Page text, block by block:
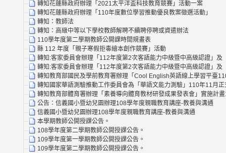
轉知花蓮縣政府辦理「2021太平洋盃科技教育競賽」活動一案
轉知花蓮縣政府辦理「110年度數位學習推動優良教案徵選活動」
轉知：教師法
轉知：高級中等以下學校教師解聘不續聘停聘或資遣辦法
110學年度第二學期教師公開課時間規畫表
縣 112 年度「親子寒假拒毒繪本創作競賽」活動
轉知:客家委員會辦理「112年度第2次客語能力中級暨中高級認證」
轉知:客家委員會辦理「112年度第2次客語能力中級暨中高級認證」
轉知教育部國民及學前教育署辦理「Cool English英語線上學習平臺
轉知國家華語測驗推動工作委員會為「華語文能力測驗」110年11月
轉知教育部體育署辦理「素養導向體育教材研發成果發表會」實施計
公告：信義國小暨幼兒園辦理108學年度親職教育講座-教養與溝通
信義國小暨幼兒園辦理108學年度親職教育講座-教養與溝通
本學期教師公開授課公告。
108學年度第二學期教師公開授課公告。
109學年度第一學期教師公開授課公告。
109學年度第二學期教師公開授課公告。